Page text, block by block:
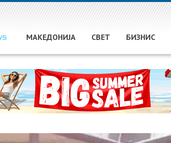
МАКЕДОНИЈА СВЕТ БИЗНИС